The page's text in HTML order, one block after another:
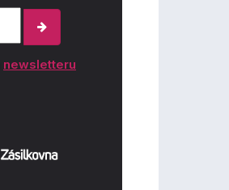
newsletteru